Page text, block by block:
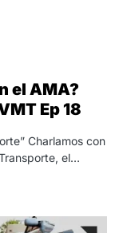
el AMA?
Ep 18
Charlamos con
el…